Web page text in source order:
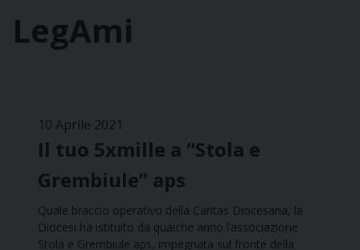
LegAmi
10 Aprile 2021
Il tuo 5xmille a “Stola e
Grembiule” aps
Quale braccio operativo della Caritas Diocesana, la
Diocesi ha istituito da qualche anno l’associazione
Stola e Grembiule aps, impegnata sul fronte della